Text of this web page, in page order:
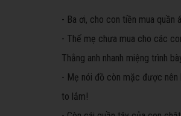
- Ba ơi, cho con tiền mua quần
- Thế mẹ chưa mua cho các
Thằng anh nhanh miệng trình
- Mẹ nói đồ còn mặc được nên
to lắm!